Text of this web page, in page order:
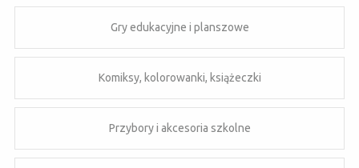
Gry edukacyjne i planszowe
Komiksy, kolorowanki, książeczki
Przybory i akcesoria szkolne